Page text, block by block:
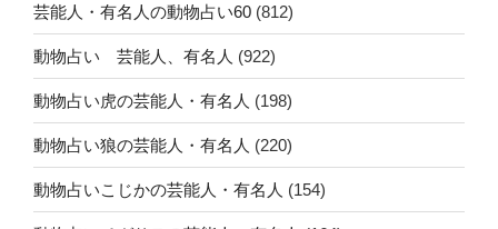
芸能人・有名人の動物占い60 (812)
動物占い 芸能人、有名人 (922)
動物占い虎の芸能人・有名人 (198)
動物占い狼の芸能人・有名人 (220)
動物占いこじかの芸能人・有名人 (154)